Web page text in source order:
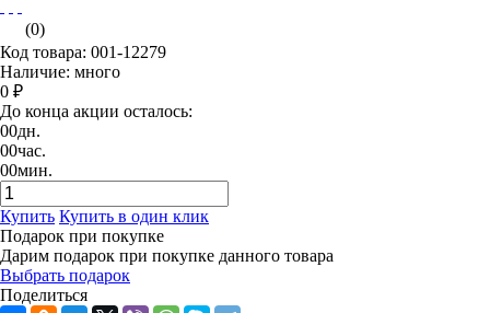
(0)
Код товара: 001-12279
Наличие: много
0 ₽
До конца акции осталось:
00дн.
00час.
00мин.
Купить Купить в один клик
Подарок при покупке
Дарим подарок при покупке данного товара
Выбрать подарок
Поделиться